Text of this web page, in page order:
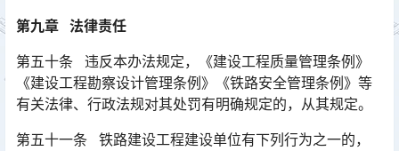
第九章 法律责任
第五十条 违反本办法规定，《建设工程质量管理条例》
《建设工程勘察设计管理条例》《铁路安全管理条例》等
有关法律、行政法规对其处罚有明确规定的，从其规定。
第五十一条 铁路建设工程建设单位有下列行为之一的，